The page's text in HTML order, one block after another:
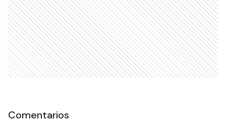
Comentarios